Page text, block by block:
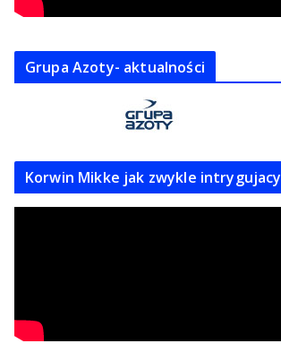
Grupa Azoty- aktualności
Korwin Mikke jak zwykle intrygujacy